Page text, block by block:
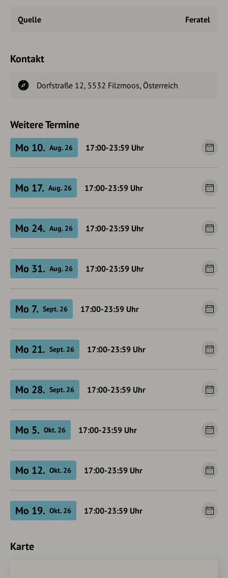
Quelle Feratel
Kontakt
Dorfstraße 12, 5532 Filzmoos, Österreich
Weitere Termine
Mo 10. Aug. 26 17:00-23:59 Uhr
Mo 17. Aug. 26 17:00-23:59 Uhr
Mo 24. Aug. 26 17:00-23:59 Uhr
Mo 31. Aug. 26 17:00-23:59 Uhr
Mo 7. Sept. 26 17:00-23:59 Uhr
Mo 21. Sept. 26 17:00-23:59 Uhr
Mo 28. Sept. 26 17:00-23:59 Uhr
Mo 5. Okt. 26 17:00-23:59 Uhr
Mo 12. Okt. 26 17:00-23:59 Uhr
Mo 19. Okt. 26 17:00-23:59 Uhr
Karte